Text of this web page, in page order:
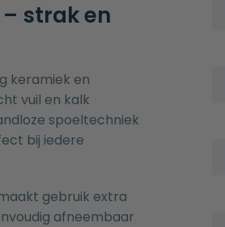
strak en
keramiek en
vuil en kalk
spoeltechniek
bij iedere
gebruik extra
afneembaar